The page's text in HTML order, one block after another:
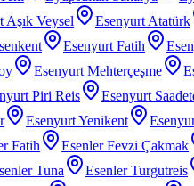
Aşık Veysel Esenyurt Atatürk
Esenyurt Fatih
Esenyurt Mehterçeşme
Piri Reis Esenyurt
Esenyurt Yenikent
Fatih Esenler Fevzi Çakmak
Tuna Esenler Turgutreis